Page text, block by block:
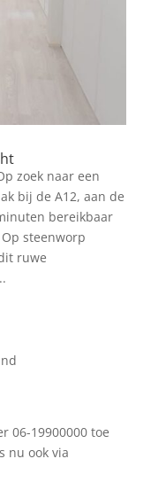
zoek naar een
bij de A12, aan de
bereikbaar
steenworp
ruwe
06-19900000 toe
nu ook via